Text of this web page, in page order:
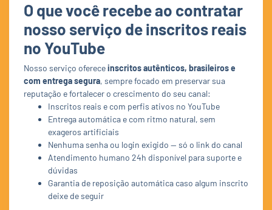
O que você recebe ao contratar
nosso serviço de inscritos reais
no YouTube
Nosso serviço ofereceinscritos autênticos, brasileiros e
com entrega segura, sempre focado em preservar sua
reputação e fortalecer o crescimento do seu canal:
Inscritos reais e com perfis ativos no YouTube
Entrega automática e com ritmo natural, sem
exageros artificiais
Nenhuma senha ou login exigido — só o link do canal
Atendimento humano 24h disponível para suporte e
dúvidas
Garantia de reposição automática caso algum inscrito
deixe de seguir